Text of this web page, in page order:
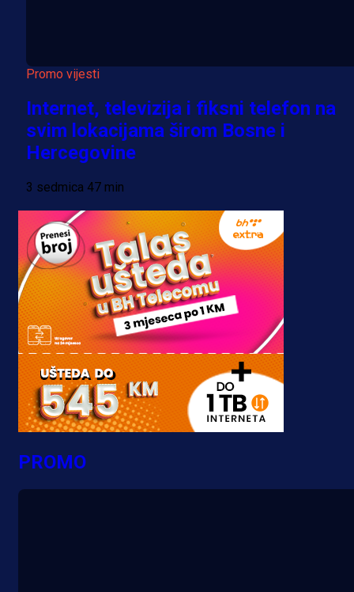
Promo vijesti
Internet, televizija i fiksni telefon na
svim lokacijama širom Bosne i
Hercegovine
3 sedmica 47 min
PROMO